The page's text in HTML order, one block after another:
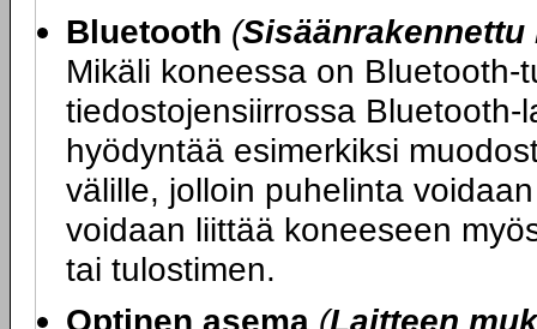
Bluetooth (
Mikäli koneessa on
tiedostojensiirrossa
hyödyntää esimerkiksi
välille, jolloin puhelinta
voidaan liittää koneeseen
tai tulostimen.
Optinen asema (Laitteen